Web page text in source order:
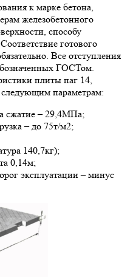
к марке бетона,
железобетонного
способу
готового
Все отступления
ГОСТом.
плиты паг 14,
следующим параметрам:
сжатие – 29,4МПа;
– до 75т/м2;
140,7кг);
0,14м;
эксплуатации – минус